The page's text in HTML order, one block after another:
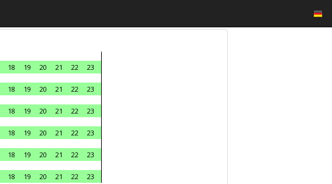
18 19 20 21 22
23
18 19 20 21 22
23
18 19 20 21 22
23
18 19 20 21 22
23
18 19 20 21 22
23
18 19 20 21 22
23